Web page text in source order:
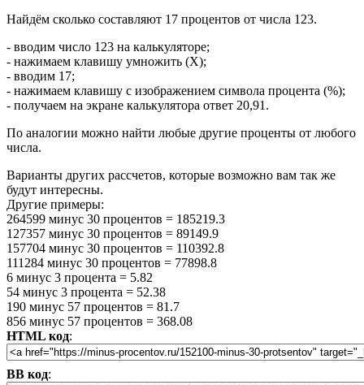
Найдём сколько составляют 17 процентов от числа 123.
- вводим число 123 на калькуляторе;
- нажимаем клавишу умножить (Х);
- вводим 17;
- нажимаем клавишу с изображением символа процента (%);
- получаем на экране калькулятора ответ 20,91.
По аналогии можно найти любые другие проценты от любого
числа.
Варианты других рассчетов, которые возможно вам так же
будут интересны.
Другие примеры:
264599 минус 30 процентов = 185219.3
127357 минус 30 процентов = 89149.9
157704 минус 30 процентов = 110392.8
111284 минус 30 процентов = 77898.8
6 минус 3 процента = 5.82
54 минус 3 процента = 52.38
190 минус 57 процентов = 81.7
856 минус 57 процентов = 368.08
HTML код:
BB код: